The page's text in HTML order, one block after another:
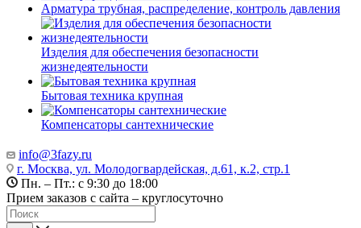
Арматура трубная, распределение, контроль давления
Изделия для обеспечения безопасности
жизнедеятельности
Бытовая техника крупная
Компенсаторы сантехнические
info@3fazy.ru
г. Москва, ул. Молодогвардейская, д.61, к.2, стр.1
Пн. – Пт.: с 9:30 до 18:00
Прием заказов с сайта – круглосуточно